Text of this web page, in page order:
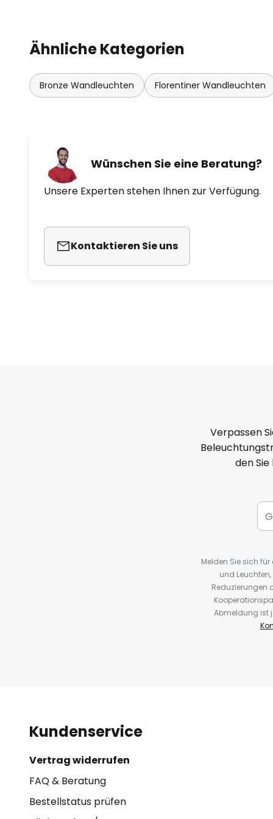
Ähnliche Kategorien
Bronze Wandleuchten Florentiner Wandleuchten
Wünschen Sie eine Beratung?
Unsere Experten stehen Ihnen zur Verfügung.
Kontaktieren Sie uns
Verpassen
den
Melden Sie sich
und
Reduzierungen
Abmeldung ist
Kundenservice
Vertrag widerrufen
FAQ & Beratung
Bestellstatus prüfen